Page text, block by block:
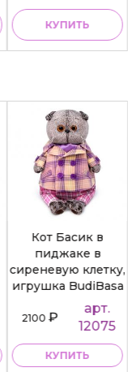
КУПИТЬ
Кот Басик в
пиджаке в
сиреневую клетку,
игрушка BudiBasa
2100₽
арт.
12075
КУПИТЬ